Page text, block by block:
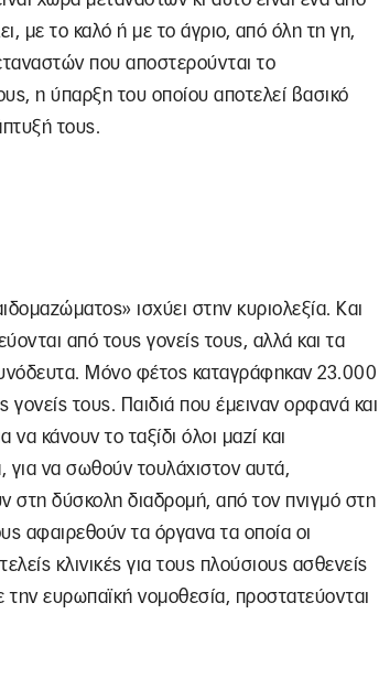
με το καλό ή με το άγριο, από όλη τη γη,
που αποστερούνται το
η ύπαρξη του οποίου αποτελεί βασικό
τους.
ισχύει στην κυριολεξία. Και
από τους γονείς τους, αλλά και τα
Μόνο φέτος καταγράφηκαν 23.000
τους. Παιδιά που έμειναν ορφανά και
να κάνουν το ταξίδι όλοι μαζί και
για να σωθούν τουλάχιστον αυτά,
στη δύσκολη διαδρομή, από τον πνιγμό στη
αφαιρεθούν τα όργανα τα οποία οι
κλινικές για τους πλούσιους ασθενείς
ευρωπαϊκή νομοθεσία, προστατεύονται